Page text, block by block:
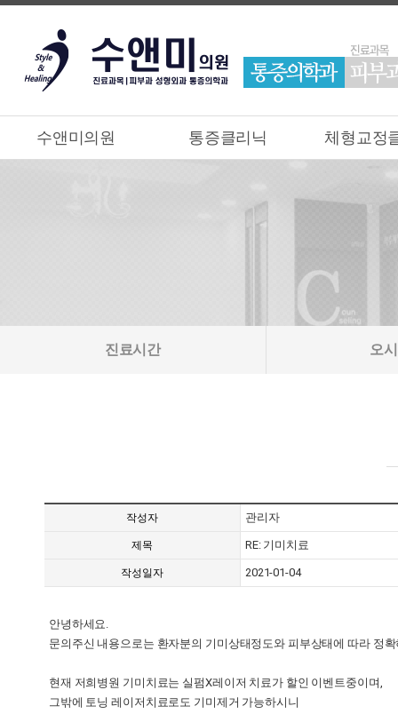
수앤미의원 통증클리닉 체형교정
진료시간 오
작성자 관리자
제목 RE: 기미치료
작성일자 2021-01-04
안녕하세요.
문의주신 내용으로는 환자분의 기미상태정도와 피부상태에 따라 정
현재 저희병원 기미치료는 실펌X레이저 치료가 할인 이벤트중이며,
그밖에 토닝 레이저치료로도 기미제거 가능하시니